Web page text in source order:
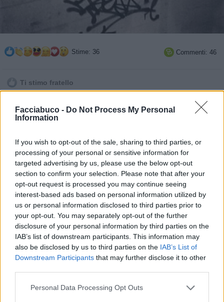
Facciabuco - Do Not Process My Personal
Information
If you wish to opt-out of the sale, sharing to third parties, or
processing of your personal or sensitive information for
targeted advertising by us, please use the below opt-out
section to confirm your selection. Please note that after your
opt-out request is processed you may continue seeing
interest-based ads based on personal information utilized by
us or personal information disclosed to third parties prior to
your opt-out. You may separately opt-out of the further
disclosure of your personal information by third parties on the
IAB’s list of downstream participants. This information may
also be disclosed by us to third parties on the IAB’s List of
Downstream Participants that may further disclose it to other
Personal Data Processing Opt Outs
Stime: 36  Commenti: 46
Ti stimo fratello
Link
Idolo
Scritte sui muri
Leggi i commenti dall'inizio...
Leggi i commenti precedenti...
BaytaDarell:☕☀️Buongiorno 😊
3
30 Maggio 2022 alle ore 09:43
Undertaker76 :Buongiorno e buona giornata amico